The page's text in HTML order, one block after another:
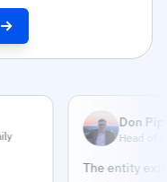
Don Pippert
Head of
The entity